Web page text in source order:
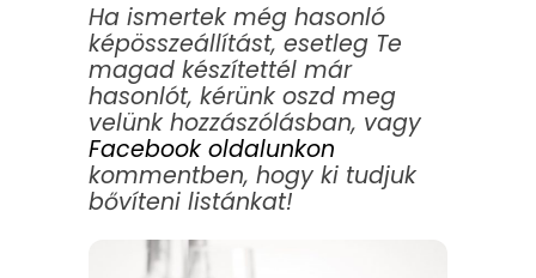
Ha ismertek még hasonló
képösszeállítást, esetleg Te
magad készítettél már
hasonlót, kérünk oszd meg
velünk hozzászólásban, vagy
Facebook oldalunkon
kommentben, hogy ki tudjuk
bővíteni listánkat!